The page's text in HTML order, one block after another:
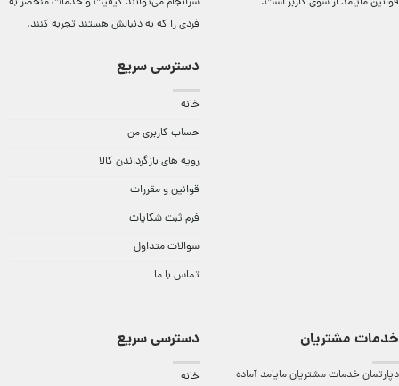
فردی را که به دنبالش هستند تجربه کنند.
دسترسی سریع
خانه
حساب کاربری من
رویه های بازگرداندن کالا
قوانین و مقررات
فرم ثبت شکایات
سوالات متداول
تماس با ما
خدمات مشتریان
دپارتمان خدمات مشتریان مایامد آماده
دسترسی سریع
خانه